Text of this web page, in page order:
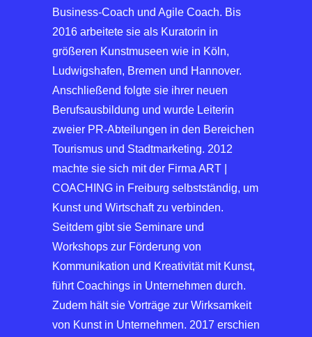
Business-Coach und Agile Coach. Bis
2016 arbeitete sie als Kuratorin in
größeren Kunstmuseen wie in Köln,
Ludwigshafen, Bremen und Hannover.
Anschließend folgte sie ihrer neuen
Berufsausbildung und wurde Leiterin
zweier PR-Abteilungen in den Bereichen
Tourismus und Stadtmarketing. 2012
machte sie sich mit der Firma ART |
COACHING in Freiburg selbstständig, um
Kunst und Wirtschaft zu verbinden.
Seitdem gibt sie Seminare und
Workshops zur Förderung von
Kommunikation und Kreativität mit Kunst,
führt Coachings in Unternehmen durch.
Zudem hält sie Vorträge zur Wirksamkeit
von Kunst in Unternehmen. 2017 erschien